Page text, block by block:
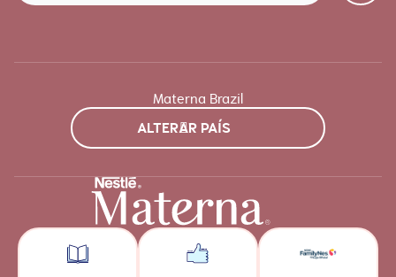
Materna Brazil
ALTERAR PAÍS